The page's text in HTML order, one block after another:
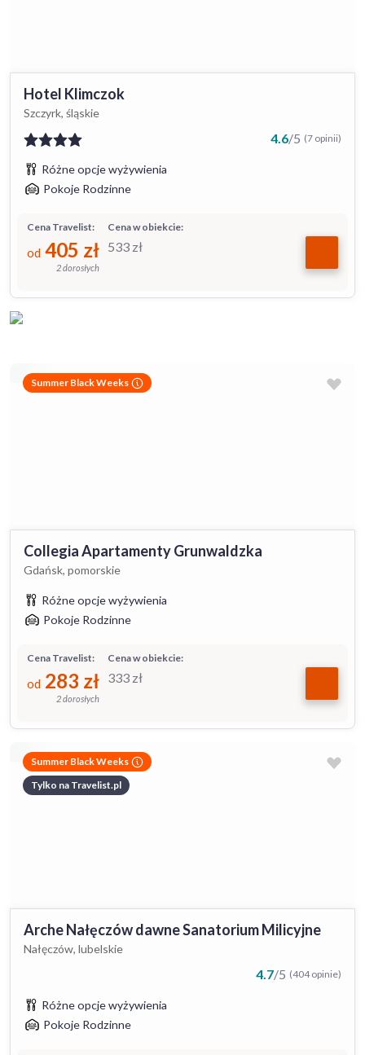
Hotel Klimczok
Szczyrk, śląskie
4.6/5 (7 opinii)
Różne opcje wyżywienia
Pokoje Rodzinne
Cena w obiekcie:
533 zł
Cena Travelist:
od 405 zł
2 dorosłych
Summer Black Weeks
Collegia Apartamenty Grunwaldzka
Gdańsk, pomorskie
Różne opcje wyżywienia
Pokoje Rodzinne
Cena w obiekcie:
333 zł
Cena Travelist:
od 283 zł
2 dorosłych
Summer Black Weeks
Tylko na Travelist.pl
Arche Nałęczów dawne Sanatorium Milicyjne
Nałęczów, lubelskie
4.7/5 (404 opinie)
Różne opcje wyżywienia
Pokoje Rodzinne